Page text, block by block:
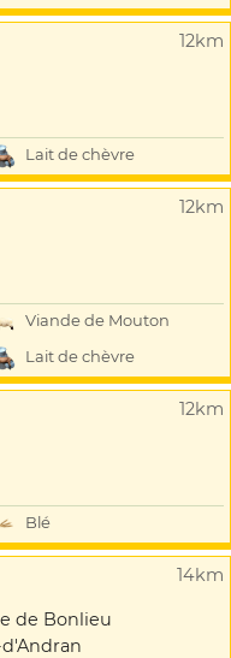
12km
Lait de chèvre
12km
Viande de Mouton
Lait de chèvre
12km
Blé
14km
de Bonlieu